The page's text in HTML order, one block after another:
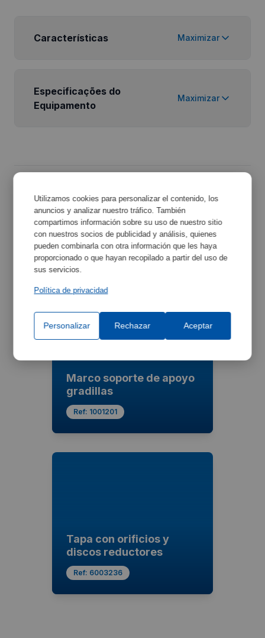
Características Maximizar
Especificações do
Equipamento
Maximizar
Acessórios Relacionados
Descubra os acessórios que podem complementar
o seu equipamento e melhorar a sua funcionalidade.
Marco soporte de apoyo
gradillas
Ref: 1001201
Tapa con orificios y
discos reductores
Ref: 6003236
Utilizamos cookies para personalizar el contenido, los
anuncios y analizar nuestro tráfico. También
compartimos información sobre su uso de nuestro sitio
con nuestros socios de publicidad y análisis, quienes
pueden combinarla con otra información que les haya
proporcionado o que hayan recopilado a partir del uso de
sus servicios.
Política de privacidad
Personalizar Rechazar Aceptar